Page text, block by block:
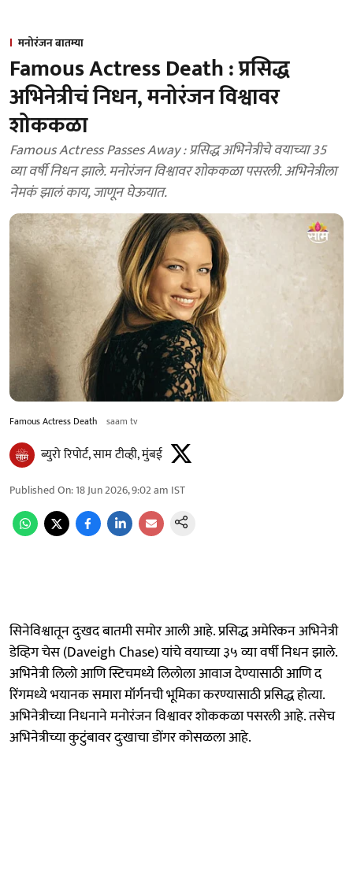
मनोरंजन बातम्या
Famous Actress Death : प्रसिद्ध
अभिनेत्रीचं निधन, मनोरंजन विश्वावर
शोककळा
Famous Actress Passes Away : प्रसिद्ध अभिनेत्रीचे वयाच्या 35
व्या वर्षी निधन झाले. मनोरंजन विश्वावर शोककळा पसरली. अभिनेत्रीला
नेमकं झालं काय, जाणून घेऊयात.
Famous Actress Death saam tv
ब्युरो रिपोर्ट, साम टीव्ही, मुंबई
Published On:18 Jun 2026, 9:02 am IST
सिनेविश्वातून दुःखद बातमी समोर आली आहे. प्रसिद्ध अमेरिकन अभिनेत्री
डेव्हिग चेस (Daveigh Chase) यांचे वयाच्या ३५ व्या वर्षी निधन झाले.
अभिनेत्री लिलो आणि स्टिचमध्ये लिलोला आवाज देण्यासाठी आणि द
रिंगमध्ये भयानक समारा मॉर्गनची भूमिका करण्यासाठी प्रसिद्ध होत्या.
अभिनेत्रीच्या निधनाने मनोरंजन विश्वावर शोककळा पसरली आहे. तसेच
अभिनेत्रीच्या कुटुंबावर दुःखाचा डोंगर कोसळला आहे.